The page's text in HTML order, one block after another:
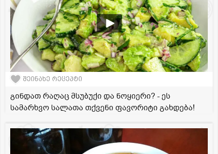
შეინახე რეცეპტი
გინდათ რაღაც მსუბუქი და ნოყიერი? - ეს
სამარხვო სალათა თქვენი ფავორიტი გახდება!